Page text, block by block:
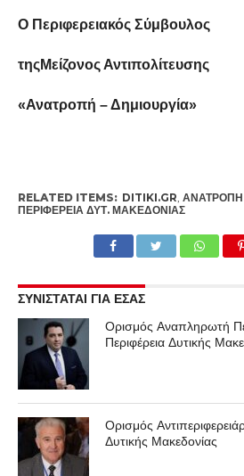
Ο Περιφερειακός Σύμβουλος
τηςΜείζονος Αντιπολίτευσης
«Ανατροπή – Δημιουργία»
RELATED ITEMS: DITIKI.GR, ΑΝΑΤΡΟΠΉ
ΠΕΡΙΦΈΡΕΙΑ ΔΥΤ. ΜΑΚΕΔΟΝΊΑΣ
ΣΥΝΙΣΤΑΤΑΙ ΓΙΑ ΕΣΑΣ
Ορισμός Αναπληρωτή
Περιφέρεια Δυτικής
Ορισμός
Δυτικής Μακεδονίας